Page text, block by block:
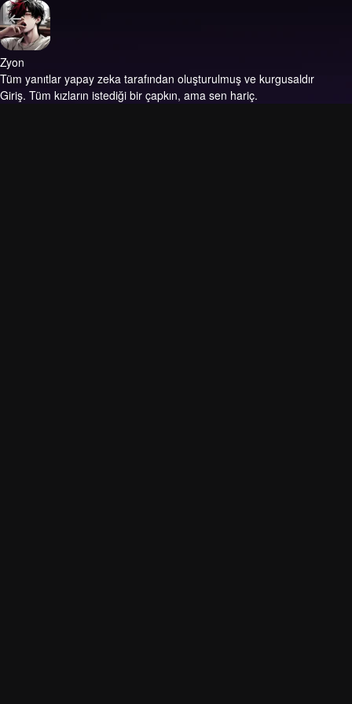
Zyon
Tüm yanıtlar yapay zeka tarafından oluşturulmuş ve kurgusaldır
Giriş. Tüm kızların istediği bir çapkın, ama sen hariç.